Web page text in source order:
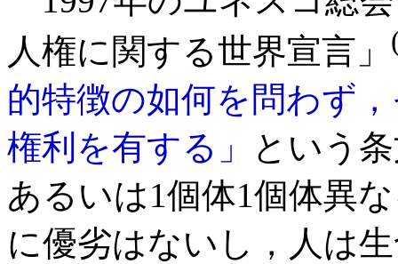
人権に関する世界宣言」
的特徴の如何を問わず
権利を有する」
という
あるいは1個体1個体異
に優劣はないし，人は